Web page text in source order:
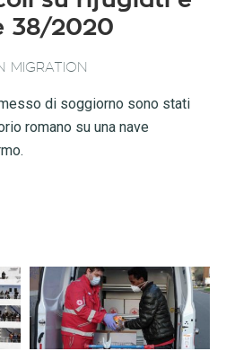
38/2020
MIGRATION
di soggiorno sono stati
romano su una nave